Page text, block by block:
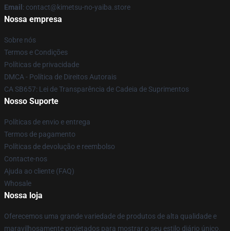
Email : contact@kimetsu-no-yaiba.store
Nossa empresa
Sobre nós
Termos e Condições
Políticas de privacidade
DMCA - Política de Direitos Autorais
CA SB657: Lei de Transparência de Cadeia de Suprimentos
Nosso Suporte
Políticas de envio e entrega
Termos de pagamento
Políticas de devolução e reembolso
Contacte-nos
Ajuda ao cliente (FAQ)
Whosale
Nossa loja
Oferecemos uma grande variedade de produtos de alta qualidade e
maravilhosamente projetados para mostrar o seu estilo diário único.